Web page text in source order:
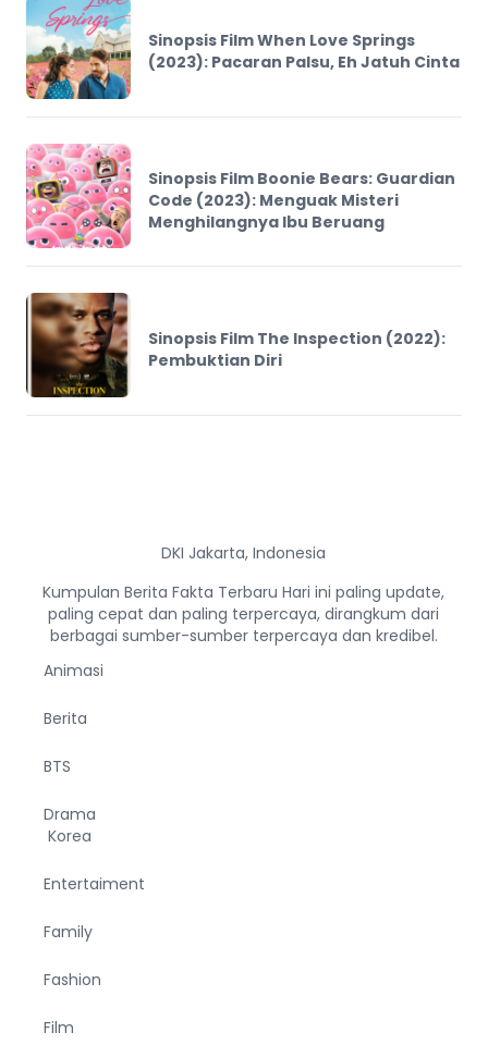
Sinopsis Film When Love Springs
(2023): Pacaran Palsu, Eh Jatuh Cinta
Sinopsis Film Boonie Bears: Guardian
Code (2023): Menguak Misteri
Menghilangnya Ibu Beruang
Sinopsis Film The Inspection (2022):
Pembuktian Diri
DKI Jakarta, Indonesia
Kumpulan Berita Fakta Terbaru Hari ini paling update,
paling cepat dan paling terpercaya, dirangkum dari
berbagai sumber-sumber terpercaya dan kredibel.
Animasi
Berita
BTS
Drama
Korea
Entertaiment
Family
Fashion
Film